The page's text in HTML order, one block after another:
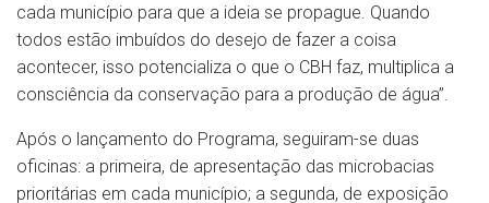
cada município para que a ideia se propague. Quando
todos estão imbuídos do desejo de fazer a coisa
acontecer, isso potencializa o que o CBH faz, multiplica a
consciência da conservação para a produção de água”.
Após o lançamento do Programa, seguiram-se duas
oficinas: a primeira, de apresentação das microbacias
prioritárias em cada município; a segunda, de exposição